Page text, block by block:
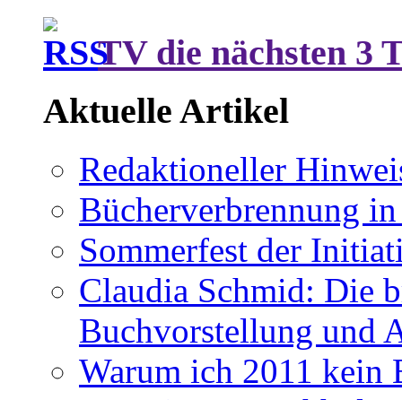
TV die nächsten 3
Aktuelle Artikel
Redaktioneller
Bücherverbrennung
Sommerfest der
Claudia Schmid: Die
Buchvorstellung und
Warum ich 2011 kein